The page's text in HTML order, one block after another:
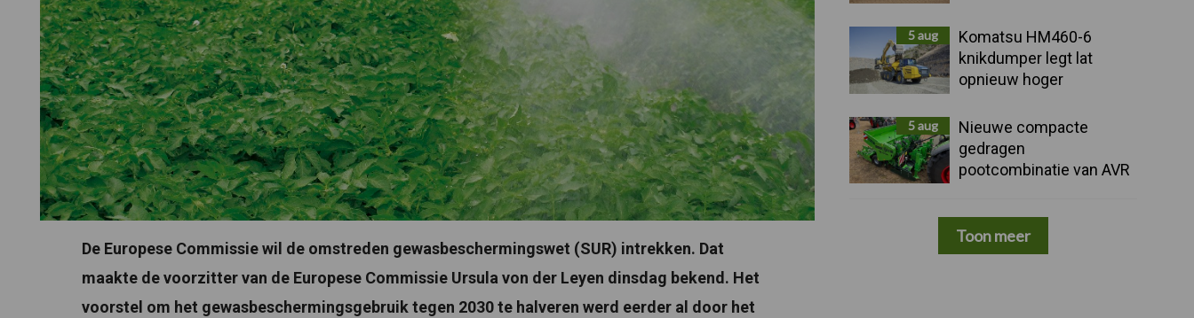
De Europese Commissie wil de omstreden gewasbeschermingswet (SUR) intrekken. Dat
maakte de voorzitter van de Europese Commissie Ursula von der Leyen dinsdag bekend. Het
voorstel om het gewasbeschermingsgebruik tegen 2030 te halveren werd eerder al door het
5 aug
Komatsu HM460-6
knikdumper legt lat
opnieuw hoger
5 aug
Nieuwe compacte
gedragen
pootcombinatie van AVR
Toon meer